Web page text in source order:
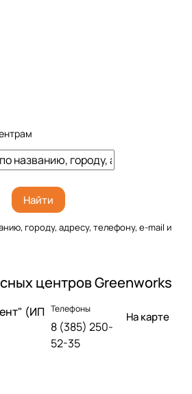
Найти
городу, адресу, телефону, e-mail и
центров Greenworks
(ИП Телефоны
8 (385) 250-
52-35
На карте